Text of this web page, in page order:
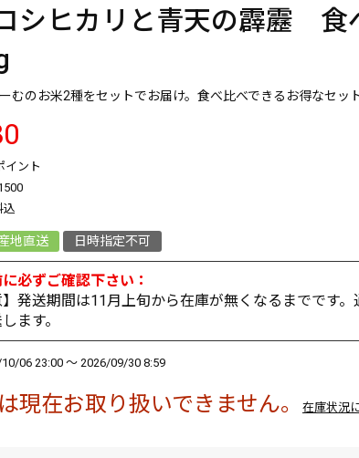
シヒカリと青天の霹靂 食
むのお米2種をセットでお届け。食べ比べできるお得なセット
イント
込
地直送 日時指定不可
】発送期間は11月上旬から在庫が無くなるまでです
ます。
06 23:00 〜 2026/09/30 8:59
現在お取り扱いできません。 在庫状況